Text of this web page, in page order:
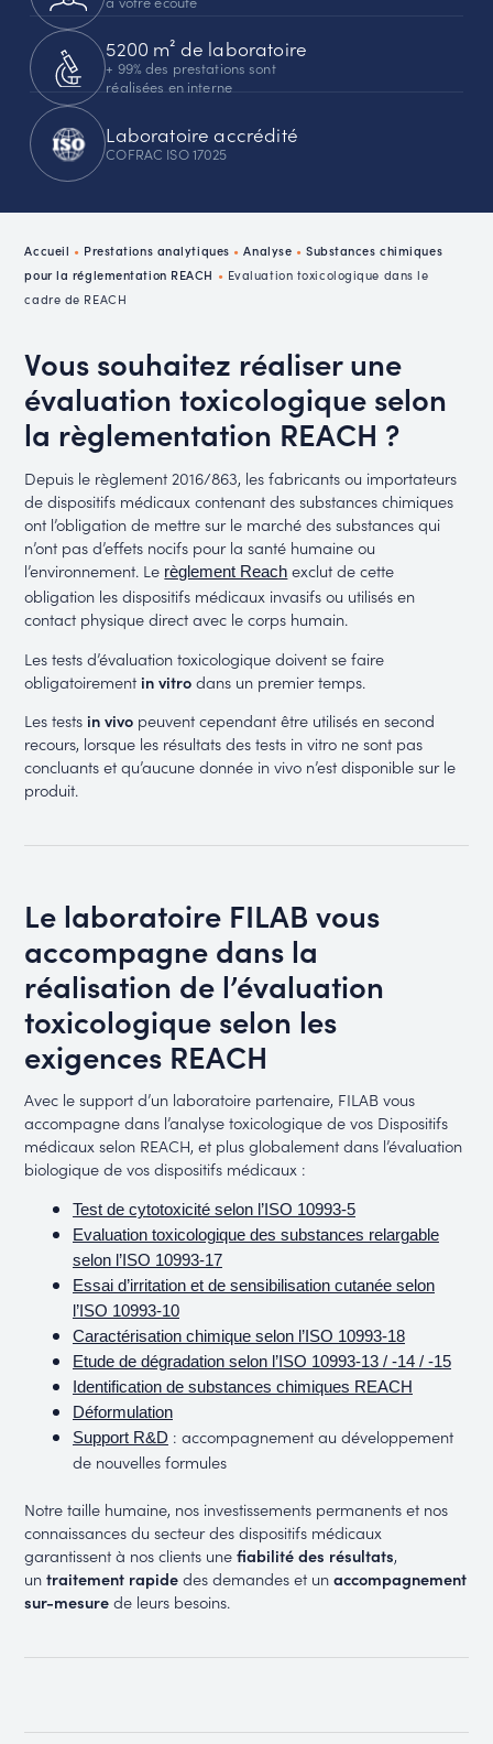
5200 m² de laboratoire
+ 99% des prestations sont
réalisées en interne
Laboratoire accrédité
COFRAC ISO 17025
Accueil • Prestations analytiques •Analyse • Substances chimiques
pour la réglementation REACH • Evaluation toxicologique dans le
cadre de REACH
Vous souhaitez réaliser une
évaluation toxicologique selon
la règlementation REACH ?
Depuis le règlement 2016/863, les fabricants ou importateurs
de dispositifs médicaux contenant des substances chimiques
ont l’obligation de mettre sur le marché des substances qui
n’ont pas d’effets nocifs pour la santé humaine ou
l’environnement. Le règlement Reach exclut de cette
obligation les dispositifs médicaux invasifs ou utilisés en
contact physique direct avec le corps humain.
Les tests d’évaluation toxicologique doivent se faire
obligatoirement in vitrodans un premier temps.
Les tests in vivo peuvent cependant être utilisés en second
recours, lorsque les résultats des tests in vitro ne sont pas
concluants et qu’aucune donnée in vivo n’est disponible sur le
produit.
Le laboratoire FILAB vous
accompagne dans la
réalisation de l’évaluation
toxicologique selon les
exigences REACH
Avec le support d’un laboratoire partenaire, FILAB vous
accompagne dans l’analyse toxicologique de vos Dispositifs
médicaux selon REACH, et plus globalement dans l’évaluation
biologique de vos dispositifs médicaux :
Test de cytotoxicité selon l’ISO 10993-5
Evaluation toxicologique des substances relargable
selon l’ISO 10993-17
Essai d’irritation et de sensibilisation cutanée selon
l’ISO 10993-10
Caractérisation chimique selon l’ISO 10993-18
Etude de dégradation selon l’ISO 10993-13 / -14 / -15
Identification de substances chimiques REACH
Déformulation
Support R&D : accompagnement au développement
de nouvelles formules
Notre taille humaine, nos investissements permanents et nos
connaissances du secteur des dispositifs médicaux
garantissent à nos clients unefiabilité des résultats,
untraitement rapidedes demandes et unaccompagnement
sur-mesurede leurs besoins.